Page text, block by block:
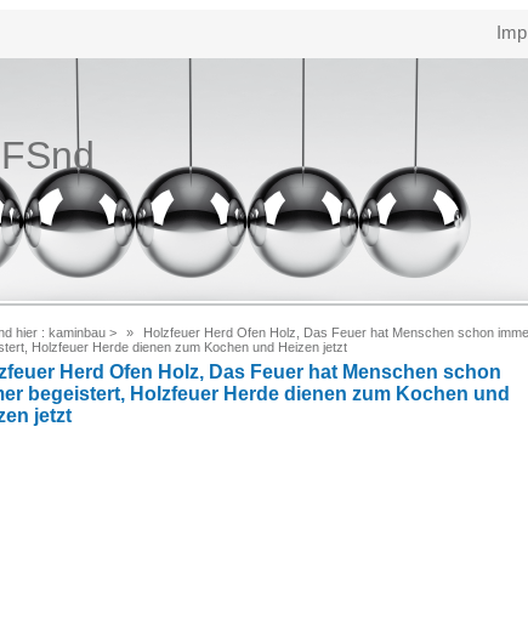
hier : kaminbau >
Holzfeuer Herd Ofen Holz, Das Feuer hat Menschen schon
Holzfeuer Herde dienen zum Kochen und Heizen jetzt
Herd Ofen Holz, Das Feuer hat Menschen schon
begeistert, Holzfeuer Herde dienen zum Kochen und
jetzt